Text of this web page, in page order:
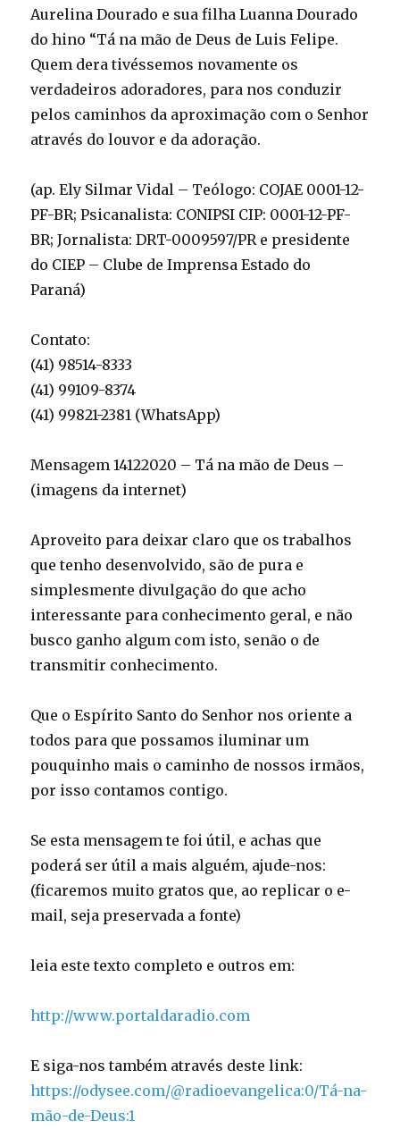
Aurelina Dourado e sua filha Luanna Dourado
do hino “Tá na mão de Deus de Luis Felipe.
Quem dera tivéssemos novamente os
verdadeiros adoradores, para nos conduzir
pelos caminhos da aproximação com o Senhor
através do louvor e da adoração.
(ap. Ely Silmar Vidal – Teólogo: COJAE 0001-12-
PF-BR; Psicanalista: CONIPSI CIP: 0001-12-PF-
BR; Jornalista: DRT-0009597/PR e presidente
do CIEP – Clube de Imprensa Estado do
Paraná)
Contato:
(41) 98514-8333
(41) 99109-8374
(41) 99821-2381 (WhatsApp)
Mensagem 14122020 – Tá na mão de Deus –
(imagens da internet)
Aproveito para deixar claro que os trabalhos
que tenho desenvolvido, são de pura e
simplesmente divulgação do que acho
interessante para conhecimento geral, e não
busco ganho algum com isto, senão o de
transmitir conhecimento.
Que o Espírito Santo do Senhor nos oriente a
todos para que possamos iluminar um
pouquinho mais o caminho de nossos irmãos,
por isso contamos contigo.
Se esta mensagem te foi útil, e achas que
poderá ser útil a mais alguém, ajude-nos:
(ficaremos muito gratos que, ao replicar o e-
mail, seja preservada a fonte)
leia este texto completo e outros em:
http://www.portaldaradio.com
E siga-nos também através deste link:
https://odysee.com/@radioevangelica:0/Tá-na-
mão-de-Deus:1